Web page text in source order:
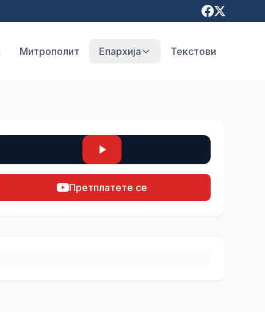
Митрополит Епархија Текстови
Претплатете се